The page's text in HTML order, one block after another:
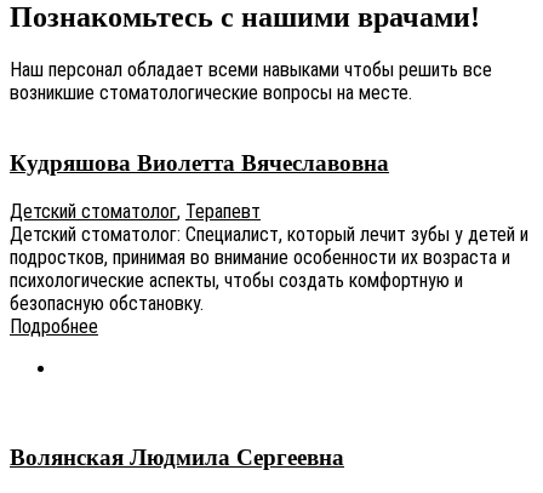
Познакомьтесь с нашими врачами!
Наш персонал обладает всеми навыками чтобы решить все
возникшие стоматологические вопросы на месте.
Кудряшова Виолетта Вячеславовна
Детский стоматолог, Терапевт
Детский стоматолог: Специалист, который лечит зубы у детей и
подростков, принимая во внимание особенности их возраста и
психологические аспекты, чтобы создать комфортную и
безопасную обстановку.
Подробнее
Волянская Людмила Сергеевна